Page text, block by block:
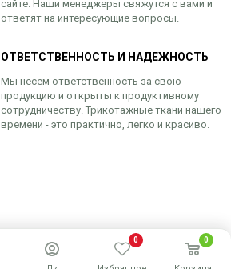
сайте. Наши менеджеры свяжутся с вами и
ответят на интересующие вопросы.
ОТВЕТСТВЕННОСТЬ И НАДЕЖНОСТЬ
Мы несем ответственность за свою
продукцию и открыты к продуктивному
сотрудничеству. Трикотажные ткани нашего
времени - это практично, легко и красиво.
0 0